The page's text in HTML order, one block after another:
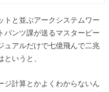
トと並ぶアークシステムワー
パンツ課が送るマスターピー
ュアルだけで七億飛んで二兆
というと、
ジ計算とかよくわからないん